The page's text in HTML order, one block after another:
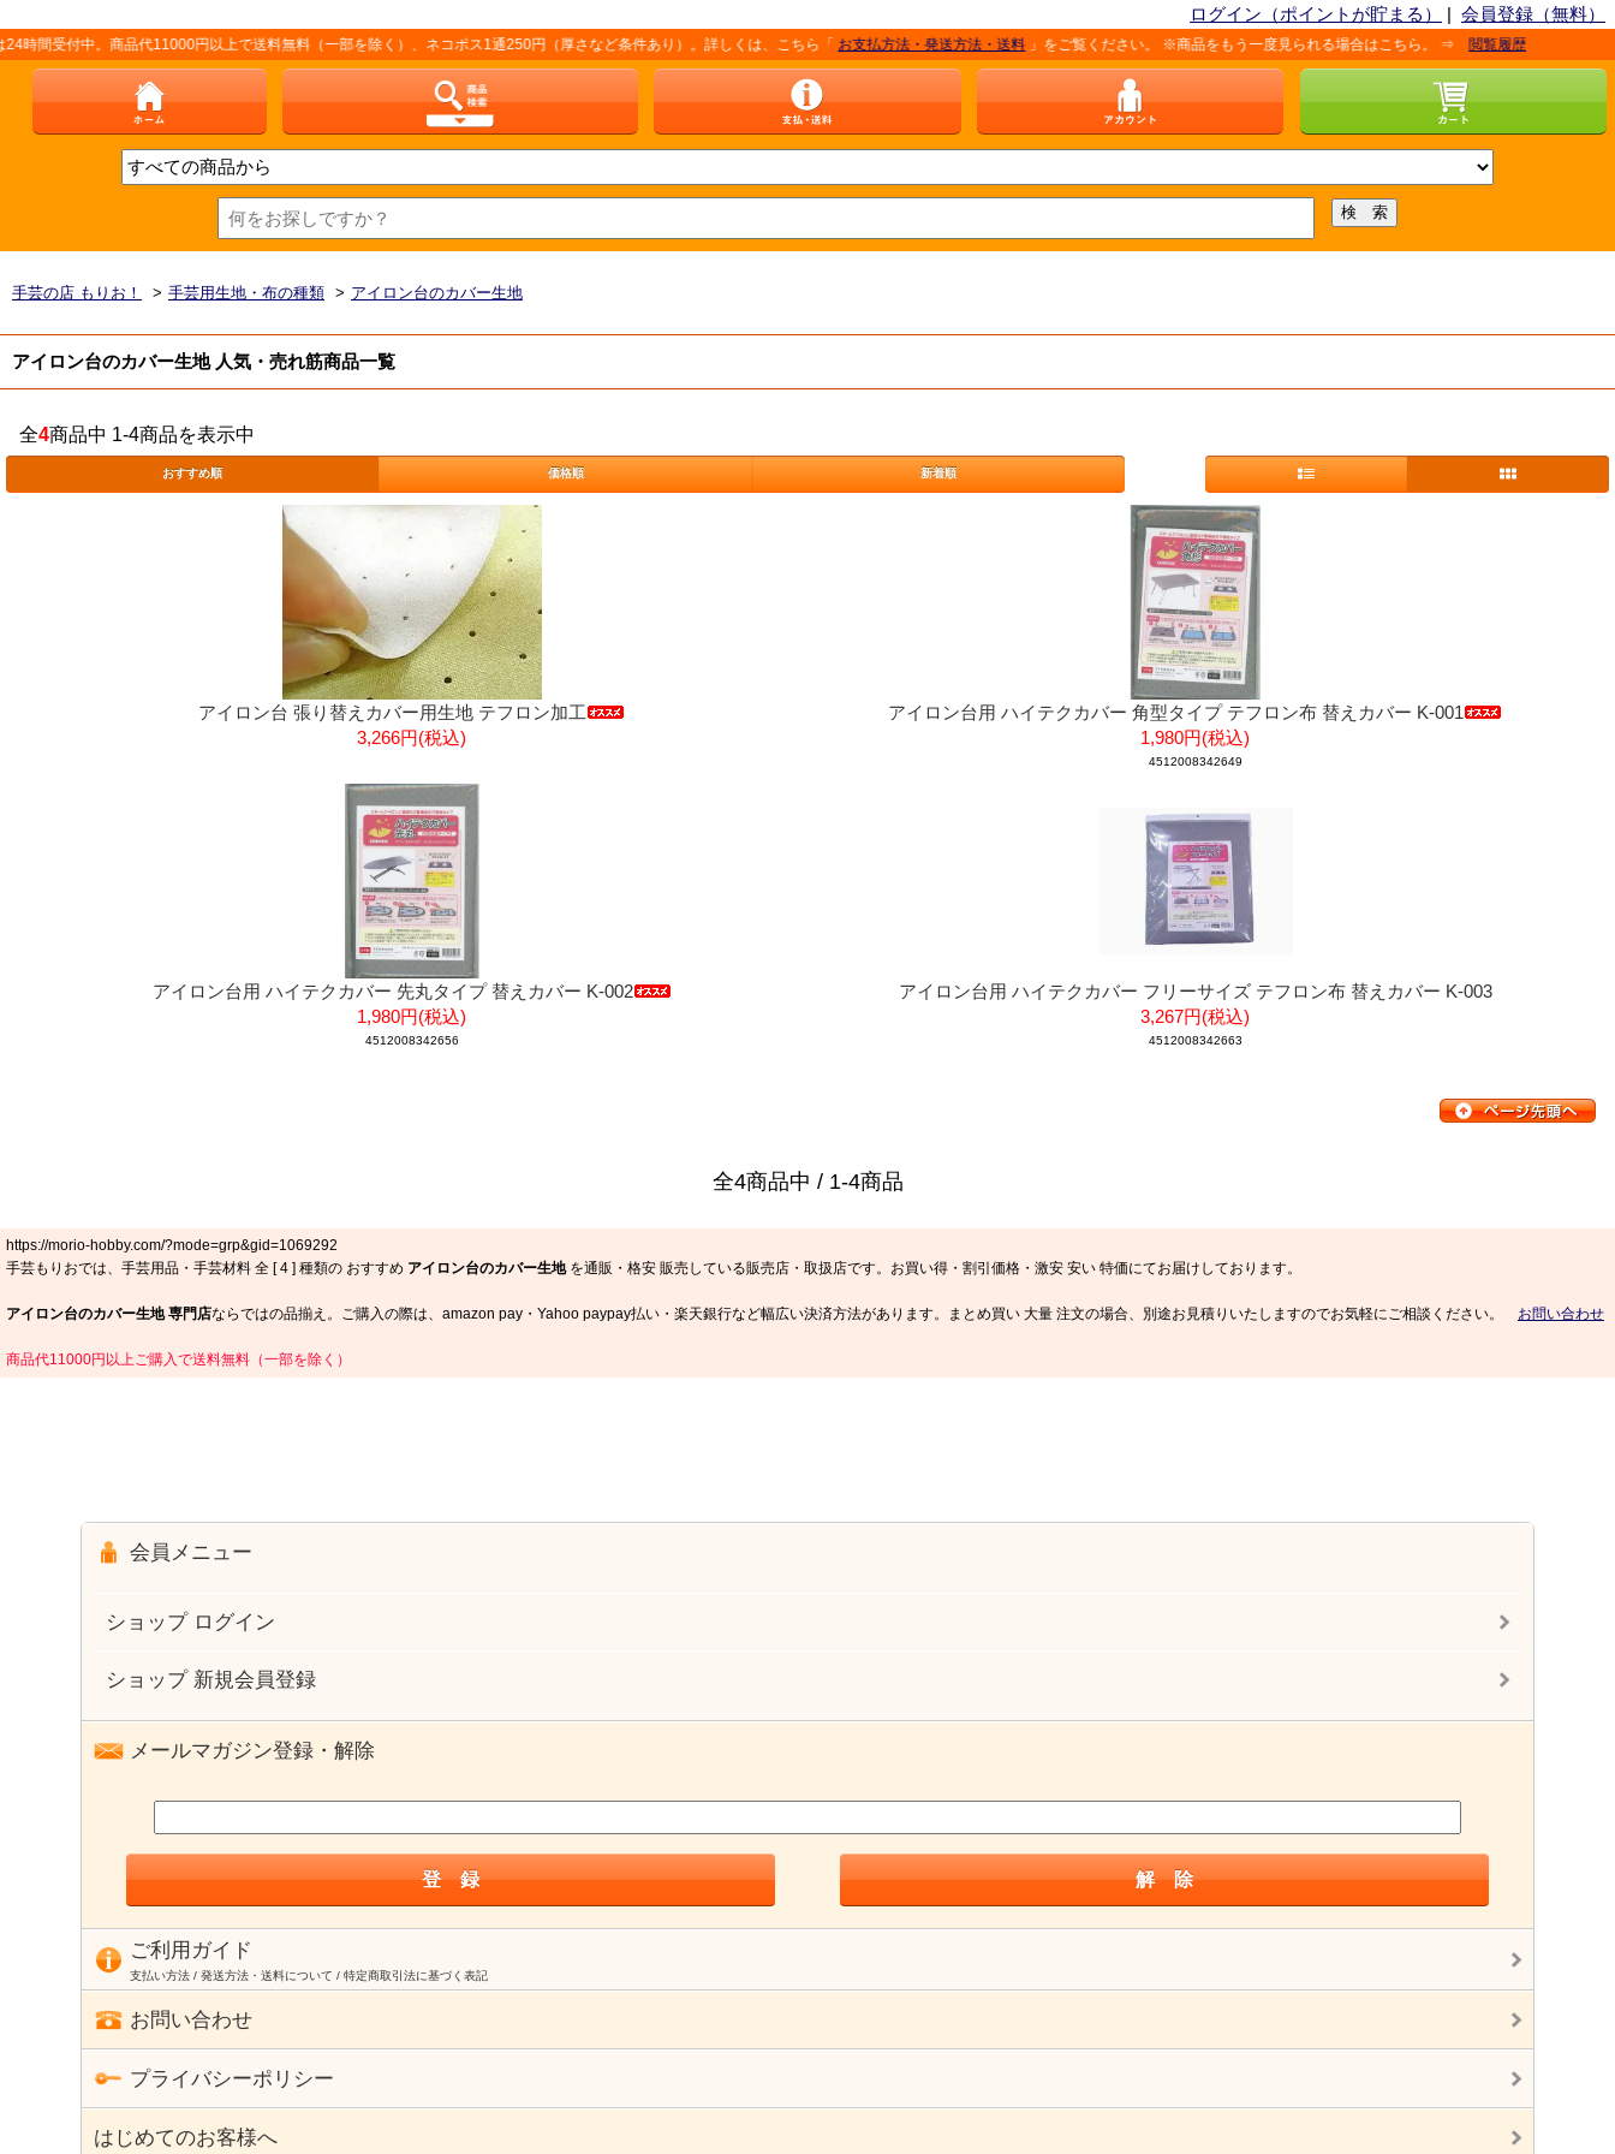
ログイン（ポイントが貯まる） | 会員登録（無料）
付中。商品代11000円以上で送料無料（一部を除く）、ネコポス1通250円（厚さなど条件あり）。詳しくは、こちら「 お支払方法・発送方法・送料」をご覧ください。 ※商品をもう一度見られる場合はこちら。 ⇒ 閲覧履歴
手芸の店 もりお！ > 手芸用生地・布の種類 > アイロン台のカバー生地
アイロン台のカバー生地 人気・売れ筋商品一覧
全4商品中 1-4商品を表示中
おすすめ順 価格順 新着順
アイロン台 張り替えカバー用生地 テフロン加工
3,266円(税込)
アイロン台用 ハイテクカバー 角型タイプ テフロン布 替えカバー K-001
1,980円(税込)
4512008342649
アイロン台用 ハイテクカバー 先丸タイプ 替えカバー K-002
1,980円(税込)
4512008342656
アイロン台用 ハイテクカバー フリーサイズ テフロン布 替えカバー K-003
3,267円(税込)
4512008342663
全4商品中 / 1-4商品
https://morio-hobby.com/?mode=grp&gid=1069292
手芸もりおでは、手芸用品・手芸材料 全 [4 ] 種類の おすすめ アイロン台のカバー生地を通販・格安 販売している販売店・取扱店です。お買い得・割引価格・激安 安い 特価にてお届けしております。
アイロン台のカバー生地 専門店ならではの品揃え。ご購入の際は、amazon pay・Yahoo paypay払い・楽天銀行など幅広い決済方法があります。まとめ買い 大量 注文の場合、別途お見積りいたしますのでお気軽にご相談ください。 お問い合わせ
商品代11000円以上ご購入で送料無料（一部を除く）
会員メニュー
ショップ ログイン
ショップ 新規会員登録
メールマガジン登録・解除
ご利用ガイド
支払い方法 / 発送方法・送料について / 特定商取引法に基づく表記
お問い合わせ
プライバシーポリシー
はじめてのお客様へ